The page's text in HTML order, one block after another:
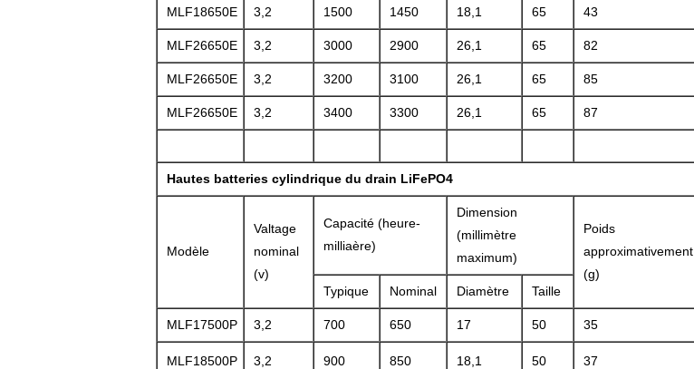
MLF18650E 3,2 1500 1450 18,1 65 43
MLF26650E 3,2 3000 2900 26,1 65 82
MLF26650E 3,2 3200 3100 26,1 65 85
MLF26650E 3,2 3400 3300 26,1 65 87
Hautes batteries cylindrique du drain LiFePO4
Modèle
Valtage
nominal
(v)
Capacité (heure-
milliaère)
Dimension
(millimètre
maximum)
Poids
approximativement
(g)
Typique
Nominal Diamètre Taille
MLF17500P 3,2 700 650 17 50 35
MLF18500P 3,2 900 850 18,1 50 37